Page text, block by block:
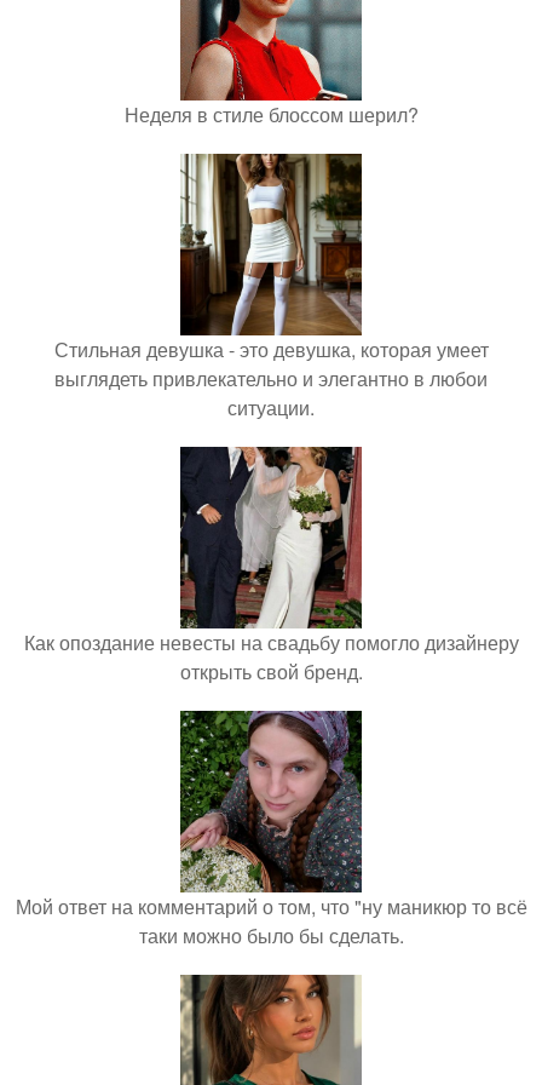
Неделя в стиле блоссом шерил?
Стильная девушка - это девушка, которая умеет
выглядеть привлекательно и элегантно в любои
ситуации.
Как опоздание невесты на свадьбу помогло дизайнеру
открыть свой бренд.
Мой ответ на комментарий о том, что "ну маникюр то всё
таки можно было бы сделать.